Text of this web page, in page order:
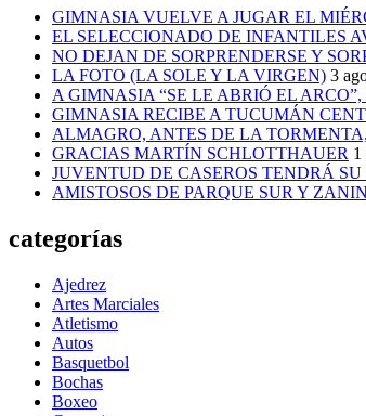
GIMNASIA VUELVE A JUGAR EL
EL SELECCIONADO DE INFANTILES
NO DEJAN DE SORPRENDERSE Y
LA FOTO (LA SOLE Y LA VIRGEN) 3
A GIMNASIA “SE LE ABRIÓ EL
GIMNASIA RECIBE A TUCUMÁN
ALMAGRO, ANTES DE LA
GRACIAS MARTÍN SCHLOTTHAUER 1
JUVENTUD DE CASEROS TENDRÁ
AMISTOSOS DE PARQUE SUR Y
categorías
Ajedrez
Artes Marciales
Atletismo
Autos
Basquetbol
Bochas
Boxeo